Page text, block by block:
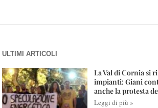
ULTIMI ARTICOLI
La Val di Cornia si
impianti: Giani
anche la protesta
Leggi di più »